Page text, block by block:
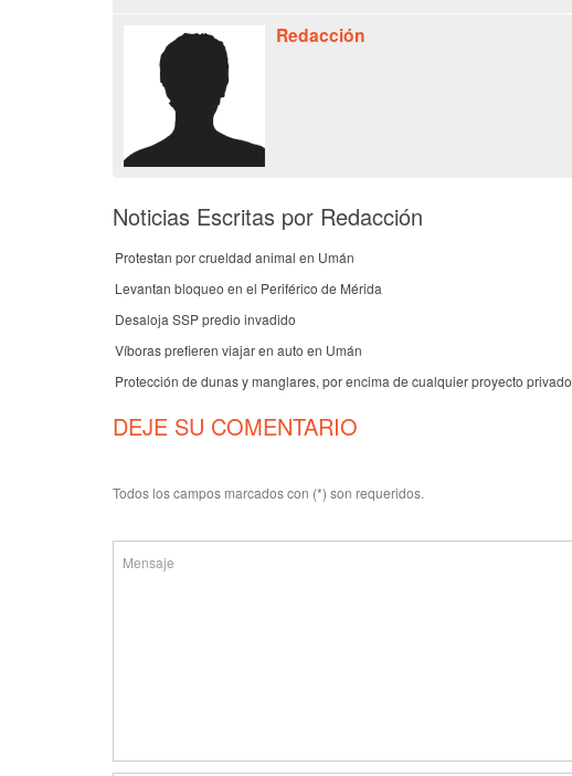
Redacción
Noticias Escritas por Redacción
Protestan por crueldad animal en Umán
Levantan bloqueo en el Periférico de Mérida
Desaloja SSP predio invadido
Víboras prefieren viajar en auto en Umán
Protección de dunas y manglares, por encima de cualquier proyecto privado
DEJE SU COMENTARIO
Todos los campos marcados con (*) son requeridos.